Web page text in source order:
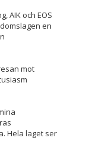
AIK och EOS
en
mot
Hela laget ser